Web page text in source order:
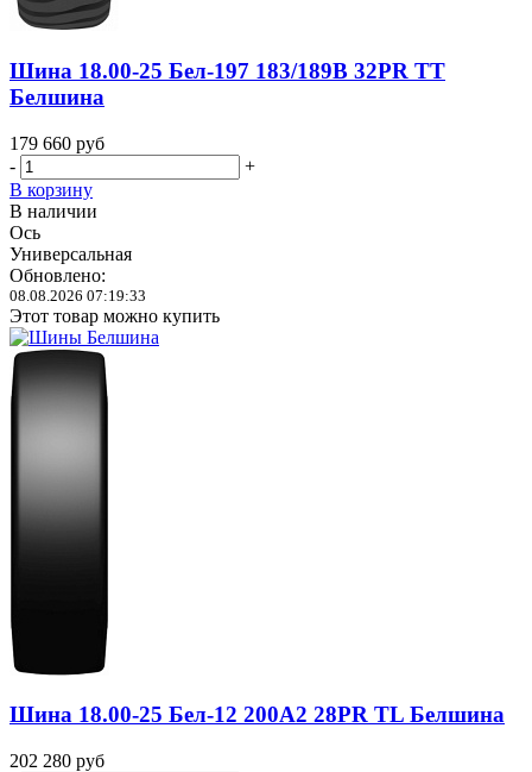
Шина 18.00-25 Бел-197 183/189B 32PR TT
Белшина
179 660 руб
-
+
В корзину
В наличии
Ось
Универсальная
Обновлено:
08.08.2026 07:19:33
Этот товар можно купить
Шина 18.00-25 Бел-12 200A2 28PR TL Белшина
202 280 руб